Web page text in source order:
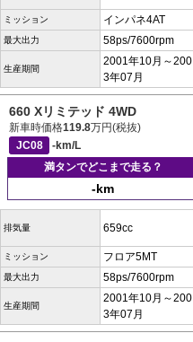
ミッション インパネ4AT
最大出力 58ps/7600rpm
生産期間
2001年10月～200
3年07月
660 Xリミテッド 4WD
新車時価格119.8万円(税抜)
JC08
-km/L
満タンでどこまで走る？
-km
排気量 659cc
ミッション フロア5MT
最大出力 58ps/7600rpm
生産期間
2001年10月～200
3年07月